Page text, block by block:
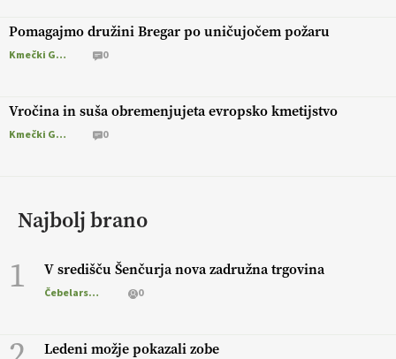
Pomagajmo družini Bregar po uničujočem požaru
Kmečki Glas 0
Vročina in suša obremenjujeta evropsko kmetijstvo
Kmečki Glas 0
Najbolj brano
1 V središču Šenčurja nova zadružna trgovina
Čebelarstvo 0
Ledeni možje pokazali zobe